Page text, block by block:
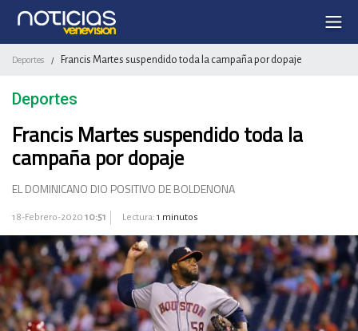
Deportes / Francis Martes suspendido toda la campaña por dopaje
Deportes
Francis Martes suspendido toda la
campaña por dopaje
EL DOMINICANO DIO POSITIVO DE BOLDENONA
18-Febrero-2020 10:51 Lectura: 1 minutos